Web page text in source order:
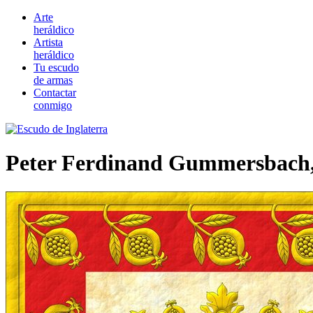
Arte
heráldico
Artista
heráldico
Tu escudo
de armas
Contactar
conmigo
Peter Ferdinand